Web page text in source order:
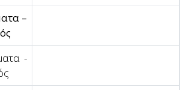
–
-